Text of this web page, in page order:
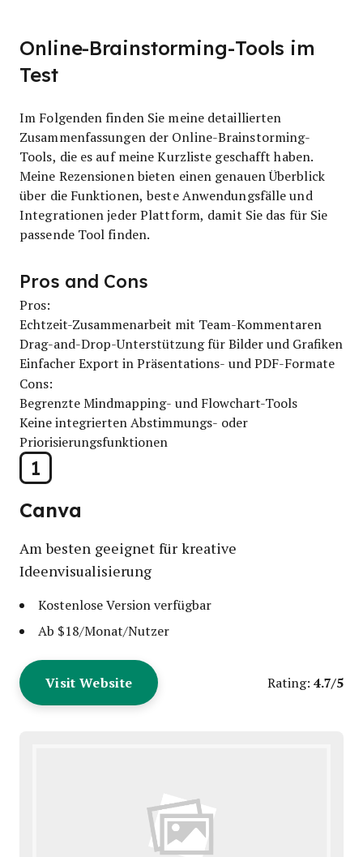
Online-Brainstorming-Tools im
Test
Im Folgenden finden Sie meine detaillierten
Zusammenfassungen der Online-Brainstorming-
Tools, die es auf meine Kurzliste geschafft haben.
Meine Rezensionen bieten einen genauen Überblick
über die Funktionen, beste Anwendungsfälle und
Integrationen jeder Plattform, damit Sie das für Sie
passende Tool finden.
1
Canva
Am besten geeignet für kreative
Ideenvisualisierung
Kostenlose Version verfügbar
Ab $18/Monat/Nutzer
Visit Website Rating: 4.7/5
Pros and Cons
Pros:
Echtzeit-Zusammenarbeit mit Team-Kommentaren
Drag-and-Drop-Unterstützung für Bilder und Grafiken
Einfacher Export in Präsentations- und PDF-Formate
Cons:
Begrenzte Mindmapping- und Flowchart-Tools
Keine integrierten Abstimmungs- oder
Priorisierungsfunktionen